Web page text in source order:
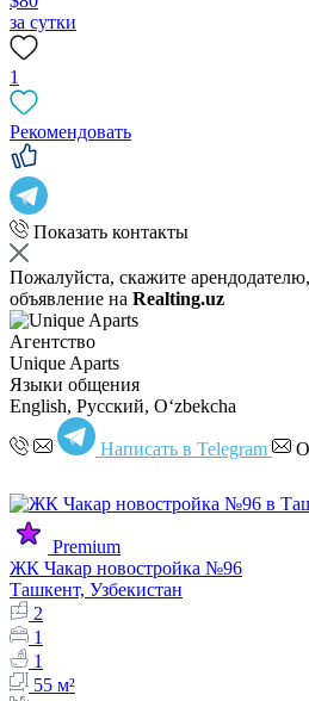
за сутки
1
Рекомендовать
Показать контакты
Пожалуйста, скажите
объявление на Realting.uz
Агентство
Unique Aparts
Языки общения
English, Русский, Oʻzbekcha
Написать в Telegram
Premium
ЖК Чакар новостройка №96
Ташкент, Узбекистан
2
1
1
55 м²